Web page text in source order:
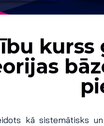
kurss
kā sistemātisks